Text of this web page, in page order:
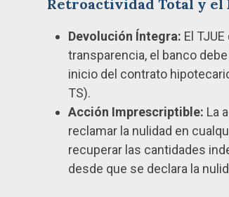
Retroactividad Total y el
Devolución Íntegra: El
transparencia, el banco
inicio del contrato
TS).
Acción Imprescriptible: La
reclamar la nulidad en
recuperar las cantidades
desde que se declara la